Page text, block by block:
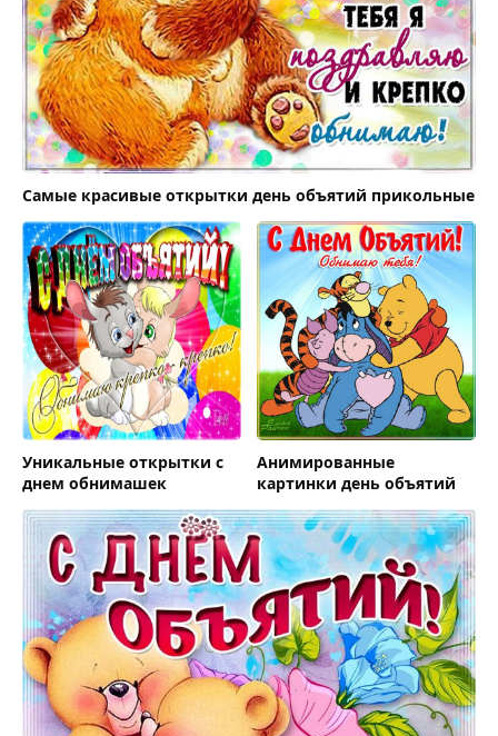
Самые красивые открытки день объятий прикольные
Уникальные открытки с
днем обнимашек
Анимированные
картинки день объятий